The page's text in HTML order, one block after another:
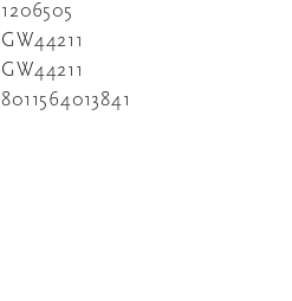
1206505
GW44211
GW44211
8011564013841